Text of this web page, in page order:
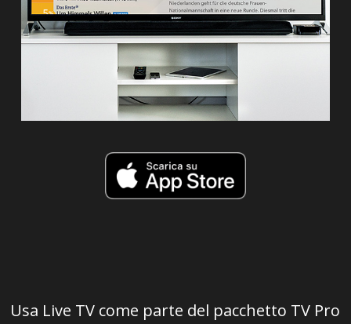
Usa Live TV come parte del pacchetto TV Pro